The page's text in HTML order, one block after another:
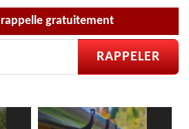
gratuitement